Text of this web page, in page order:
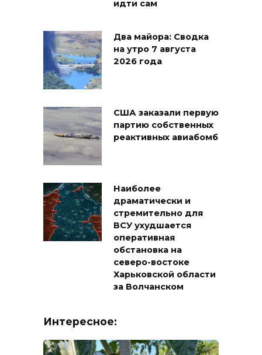
идти сам
Два майора: Сводка
на утро 7 августа
2026 года
США заказали первую
партию собственных
реактивных авиабомб
Наиболее
драматически и
стремительно для
ВСУ ухудшается
оперативная
обстановка на
северо-востоке
Харьковской области
за Волчанском
Интересное: